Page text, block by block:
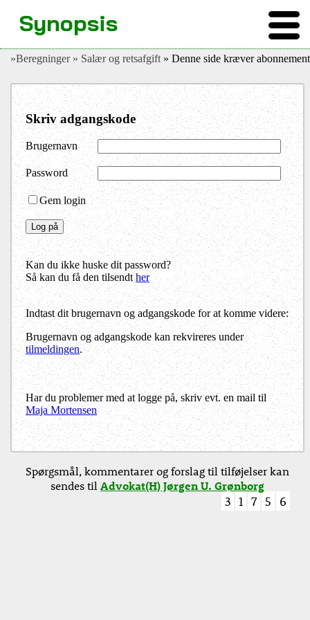
»Beregninger » Salær og retsafgift » Denne side kræver abonnement
Skriv adgangskode
Brugernavn
Password
Gem login
Kan du ikke huske dit password?
Så kan du få den tilsendther
Indtast dit brugernavn og adgangskode for at komme videre:
Brugernavn og adgangskode kan rekvireres under
tilmeldingen.
Har du problemer med at logge på, skriv evt. en mail til
Maja Mortensen
Synopsis
Spørgsmål, kommentarer og forslag til tilføjelser kan
sendes tilAdvokat(H) Jørgen U. Grønborg
3 1 7 5 6